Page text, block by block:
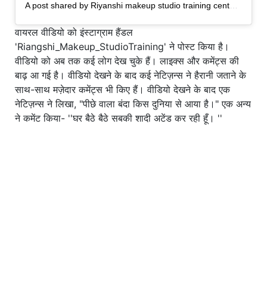
A post shared by Riyanshi makeup studio training center (@riyanshi_makeup_stadiotraining)
वायरल वीडियो को इंस्टाग्राम हैंडल
'Riangshi_Makeup_StudioTraining' ने पोस्ट किया है।
वीडियो को अब तक कई लोग देख चुके हैं। लाइक्स और कमेंट्स की
बाढ़ आ गई है। वीडियो देखने के बाद कई नेटिज़न्स ने हैरानी जताने के
साथ-साथ मज़ेदार कमेंट्स भी किए हैं। वीडियो देखने के बाद एक
नेटिज़न्स ने लिखा, "पीछे वाला बंदा किस दुनिया से आया है।" एक अन्य
ने कमेंट किया- ''घर बैठे बैठे सबकी शादी अटेंड कर रही हूँ। ''